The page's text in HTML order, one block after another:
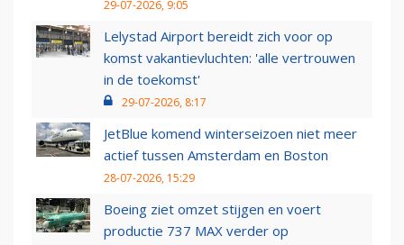
29-07-2026, 9:05
Lelystad Airport bereidt zich voor op
komst vakantievluchten: 'alle vertrouwen
in de toekomst'
29-07-2026, 8:17
JetBlue komend winterseizoen niet meer
actief tussen Amsterdam en Boston
28-07-2026, 15:29
Boeing ziet omzet stijgen en voert
productie 737 MAX verder op